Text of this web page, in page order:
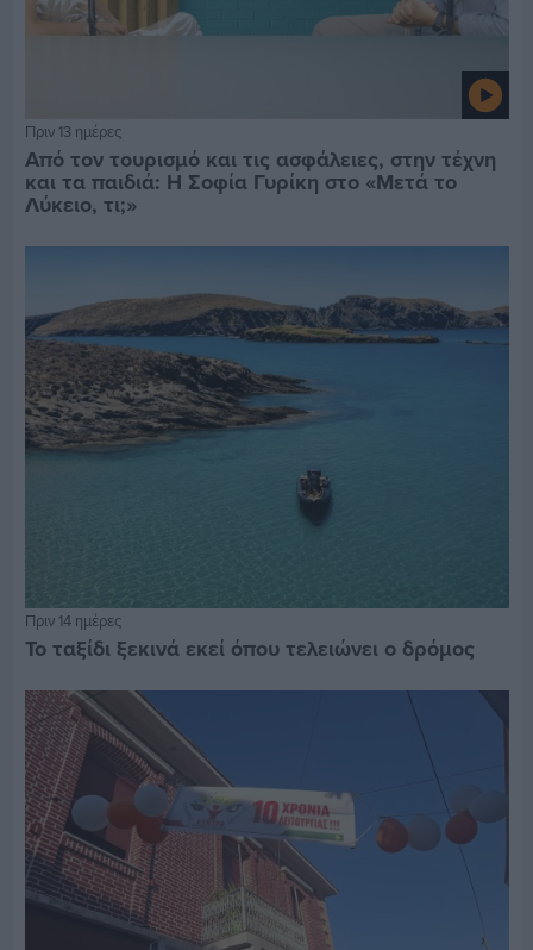
Πριν 13 ημέρες
Από τον τουρισμό και τις ασφάλειες, στην τέχνη
και τα παιδιά: Η Σοφία Γυρίκη στο «Μετά το
Λύκειο, τι;»
Πριν 14 ημέρες
Το ταξίδι ξεκινά εκεί όπου τελειώνει ο δρόμος